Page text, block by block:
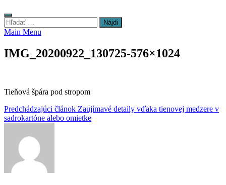
Hľadať:
Main Menu
IMG_20200922_130725-576×1024
Tieňová špára pod stropom
Navigácia
v
článku
Predchádzajúci článok Zaujímavé detaily vďaka tienovej medzere v
sadrokartóne alebo omietke